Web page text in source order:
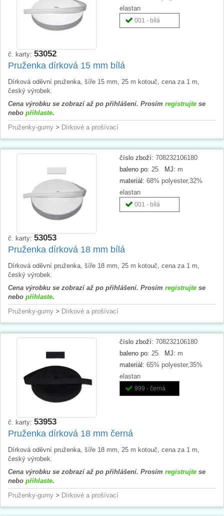
elastan
001 - bílá
č. karty: 53052
Pruženka dírková 15 mm bílá
Dírková oděvní pruženka, šíře 15 mm, 25 m kotouč, cena za 1 m,
český výrobek.
Cena výrobku se zobrazí až po přihlášení. Prosím registrujte se
nebo přihlaste.
Pruženky-gumy > Dírkové a prošívací
číslo zboží: 708232106180
baleno po: 25 MJ: m
materiál: 68% polyester,32%
elastan
001 - bílá
č. karty: 53053
Pruženka dírková 18 mm bílá
Dírková oděvní pruženka, šíře 18 mm, 25 m kotouč, cena za 1 m,
český výrobek.
Cena výrobku se zobrazí až po přihlášení. Prosím registrujte se
nebo přihlaste.
Pruženky-gumy > Dírkové a prošívací
číslo zboží: 708232106180
baleno po: 25 MJ: m
materiál: 65% polyester,35%
elastan
999 - černá
č. karty: 53953
Pruženka dírková 18 mm černá
Dírková oděvní pruženka, šíře 18 mm, 25 m kotouč, cena za 1 m,
český výrobek.
Cena výrobku se zobrazí až po přihlášení. Prosím registrujte se
nebo přihlaste.
Pruženky-gumy > Dírkové a prošívací